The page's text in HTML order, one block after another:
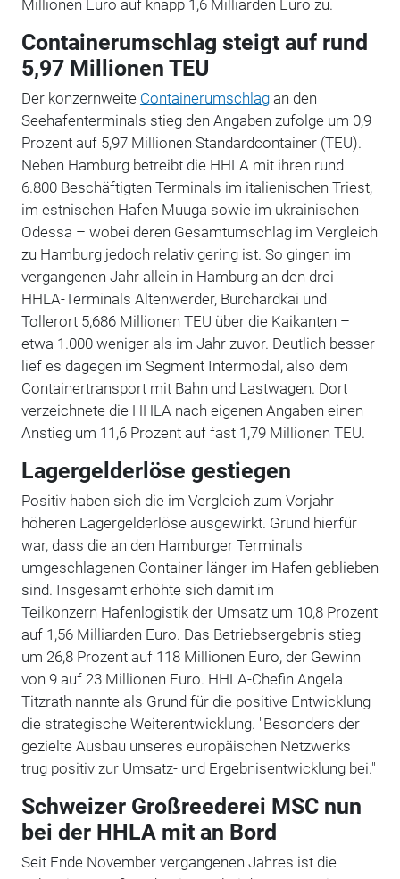
Millionen Euro auf knapp 1,6 Milliarden Euro zu.
Containerumschlag steigt auf rund
5,97 Millionen TEU
Der konzernweite Containerumschlagan den
Seehafenterminals stieg den Angaben zufolge um 0,9
Prozent auf 5,97 Millionen Standardcontainer (TEU).
Neben Hamburg betreibt die HHLA mit ihren rund
6.800 Beschäftigten Terminals im italienischen Triest,
im estnischen Hafen Muuga sowie im ukrainischen
Odessa – wobei deren Gesamtumschlag im Vergleich
zu Hamburg jedoch relativ gering ist. So gingen im
vergangenen Jahr allein in Hamburg an den drei
HHLA-Terminals Altenwerder, Burchardkai und
Tollerort 5,686 Millionen TEU über die Kaikanten –
etwa 1.000 weniger als im Jahr zuvor. Deutlich besser
lief es dagegen im Segment Intermodal, also dem
Containertransport mit Bahn und Lastwagen. Dort
verzeichnete die HHLA nach eigenen Angaben einen
Anstieg um 11,6 Prozent auf fast 1,79 Millionen TEU.
Lagergelderlöse gestiegen
Positiv haben sich die im Vergleich zum Vorjahr
höheren Lagergelderlöse ausgewirkt. Grund hierfür
war, dass die an den Hamburger Terminals
umgeschlagenen Container länger im Hafen geblieben
sind. Insgesamt erhöhte sich damit im
Teilkonzern Hafenlogistik der Umsatz um 10,8 Prozent
auf 1,56 Milliarden Euro. Das Betriebsergebnis stieg
um 26,8 Prozent auf 118 Millionen Euro, der Gewinn
von 9 auf 23 Millionen Euro. HHLA-Chefin Angela
Titzrath nannte als Grund für die positive Entwicklung
die strategische Weiterentwicklung. "Besonders der
gezielte Ausbau unseres europäischen Netzwerks
trug positiv zur Umsatz- und Ergebnisentwicklung bei."
Schweizer Großreederei MSC nun
bei der HHLA mit an Bord
Seit Ende November vergangenen Jahres ist die